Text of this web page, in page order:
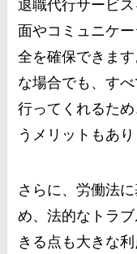
退職代行サービ
面やコミュニケ
全を確保できま
な場合でも、す
行ってくれるた
うメリットもあり
さらに、労働法
め、法的なトラ
きる点も大きな